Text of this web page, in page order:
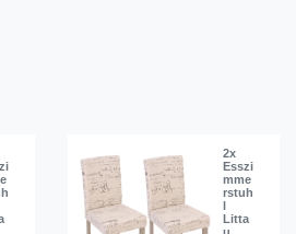
2x
Esszi
mme
rstuh
Litta